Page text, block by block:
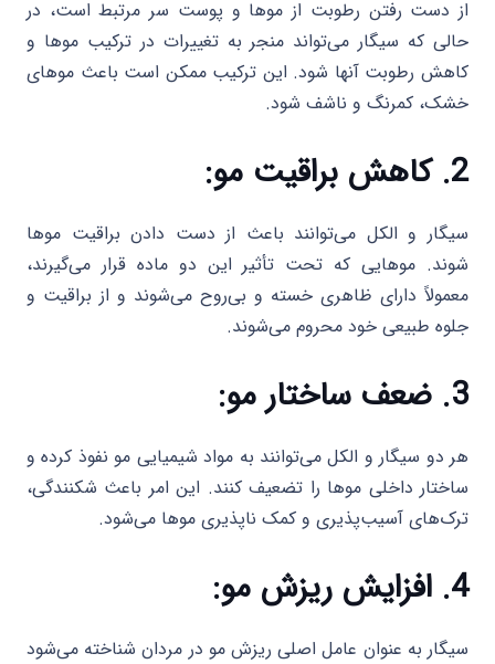
از دست رفتن رطوبت از موها و پوست سر مرتبط است، در
حالی که سیگار می‌تواند منجر به تغییرات در ترکیب موها و
کاهش رطوبت آنها شود. این ترکیب ممکن است باعث موهای
خشک، کمرنگ و ناشف شود.
2. کاهش براقیت مو:
سیگار و الکل می‌توانند باعث از دست دادن براقیت موها
شوند. موهایی که تحت تأثیر این دو ماده قرار می‌گیرند،
معمولاً دارای ظاهری خسته و بی‌روح می‌شوند و از براقیت و
جلوه طبیعی خود محروم می‌شوند.
3. ضعف ساختار مو:
هر دو سیگار و الکل می‌توانند به مواد شیمیایی مو نفوذ کرده و
ساختار داخلی موها را تضعیف کنند. این امر باعث شکنندگی،
ترک‌های آسیب‌پذیری و کمک ناپذیری موها می‌شود.
4. افزایش ریزش مو:
سیگار به عنوان عامل اصلی ریزش مو در مردان شناخته می‌شود